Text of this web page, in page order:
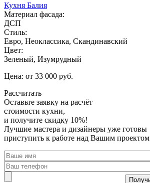
Кухня Балия
Материал фасада:
ДСП
Стиль:
Евро, Неоклассика, Скандинавский
Цвет:
Зеленый, Изумрудный
Цена: от 33 000 руб.
Рассчитать
Оставьте заявку на расчёт
стоимости кухни,
и получите скидку 10%!
Лучшие мастера и дизайнеры уже готовы
приступить к работе над Вашим проектом